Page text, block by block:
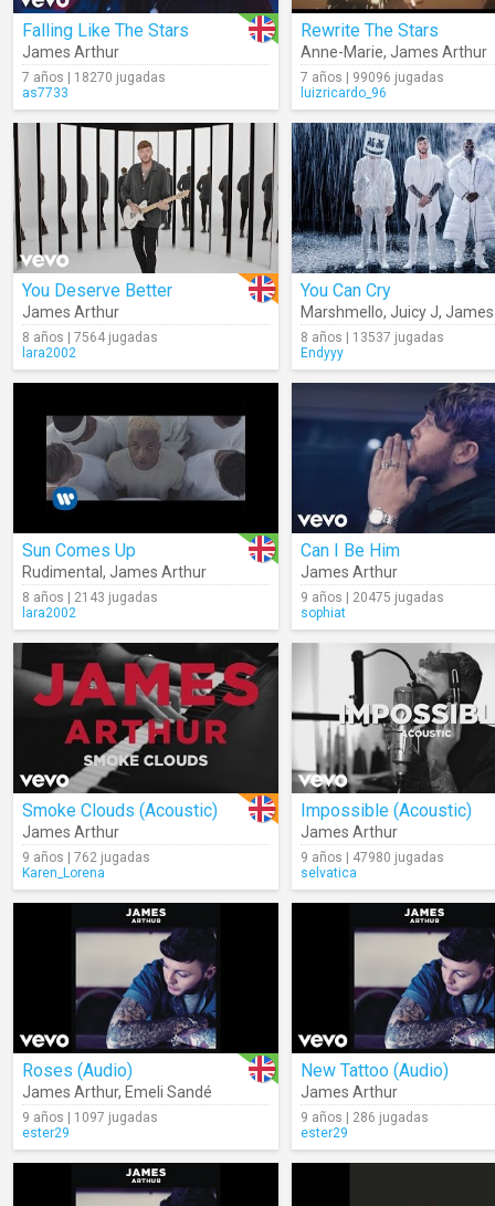
Falling Like The Stars
James Arthur
7 años | 18270 jugadas
as7733
Rewrite The Stars
Anne-Marie, James Arthur
7 años | 99096 jugadas
luizricardo_96
You Deserve Better
James Arthur
8 años | 7564 jugadas
lara2002
You Can Cry
Marshmello, Juicy J,
8 años | 13537 jugadas
Endyyy
Sun Comes Up
Rudimental , James Arthur
8 años | 2143 jugadas
lara2002
Can I Be Him
James Arthur
9 años | 20475 jugadas
sophiat
Smoke Clouds (Acoustic)
James Arthur
9 años | 762 jugadas
Karen_Lorena
Impossible (Acoustic)
James Arthur
9 años | 47980 jugadas
selvatica
Roses (Audio)
James Arthur, Emeli Sandé
9 años | 1097 jugadas
ester29
New Tattoo (Audio)
James Arthur
9 años | 286 jugadas
ester29